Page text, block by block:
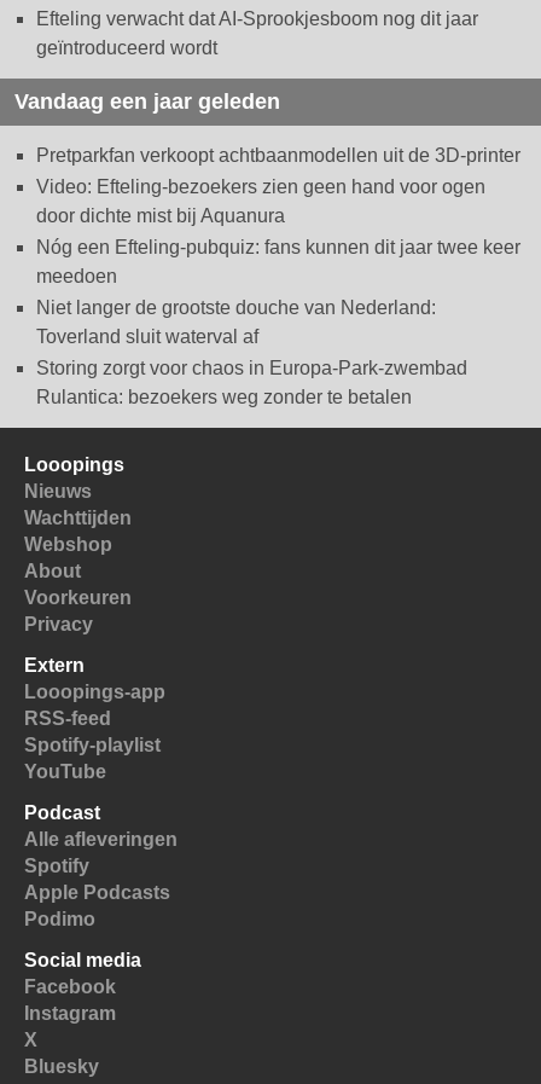
Efteling verwacht dat AI-Sprookjesboom nog dit jaar
geïntroduceerd wordt
Vandaag een jaar geleden
Pretparkfan verkoopt achtbaanmodellen uit de 3D-printer
Video: Efteling-bezoekers zien geen hand voor ogen
door dichte mist bij Aquanura
Nóg een Efteling-pubquiz: fans kunnen dit jaar twee keer
meedoen
Niet langer de grootste douche van Nederland:
Toverland sluit waterval af
Storing zorgt voor chaos in Europa-Park-zwembad
Rulantica: bezoekers weg zonder te betalen
Looopings
Nieuws
Wachttijden
Webshop
About
Voorkeuren
Privacy
Extern
Looopings-app
RSS-feed
Spotify-playlist
YouTube
Podcast
Alle afleveringen
Spotify
Apple Podcasts
Podimo
Social media
Facebook
Instagram
X
Bluesky